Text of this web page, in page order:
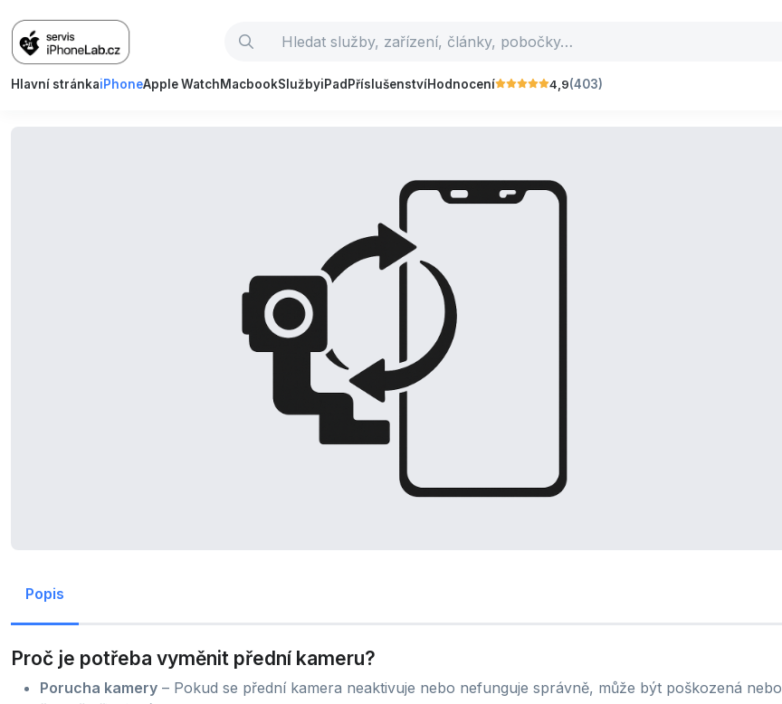
Hlavní stránkaiPhoneApple WatchMacbookSlužbyiPad PříslušenstvíHodnocení 4,9(403)
Popis
Proč je potřeba vyměnit přední kameru?
Porucha kamery – Pokud se přední kamera neaktivuje nebo nefunguje správně, může být poškozená nebo